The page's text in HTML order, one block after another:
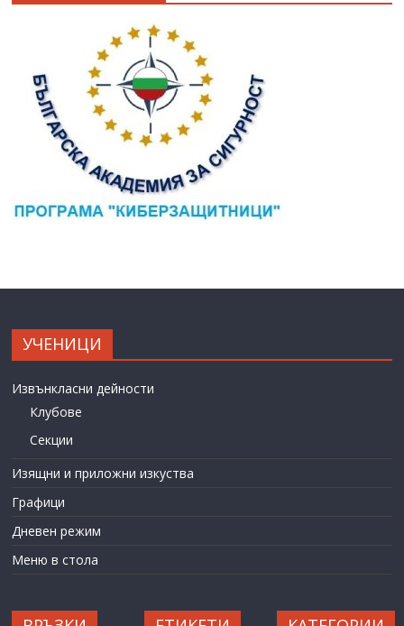
УЧЕНИЦИ
Извънкласни дейности
Клубове
Секции
Изящни и приложни изкуства
Графици
Дневен режим
Меню в стола